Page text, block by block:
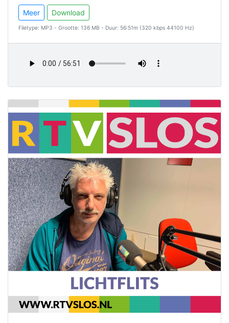
Meer Download
Filetype: MP3 - Grootte: 136 MB - Duur: 56:51m (320 kbps 44100 Hz)